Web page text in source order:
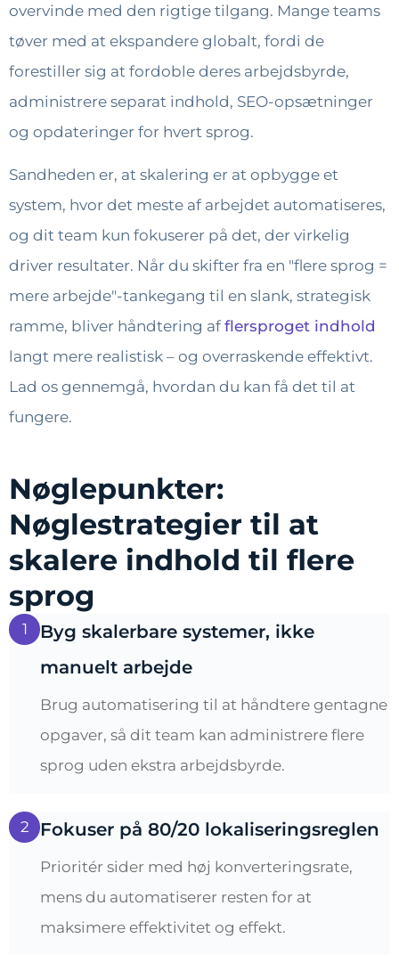
overvinde med den rigtige tilgang. Mange teams
tøver med at ekspandere globalt, fordi de
forestiller sig at fordoble deres arbejdsbyrde,
administrere separat indhold, SEO-opsætninger
og opdateringer for hvert sprog.
Sandheden er, at skalering er at opbygge et
system, hvor det meste af arbejdet automatiseres,
og dit team kun fokuserer på det, der virkelig
driver resultater. Når du skifter fra en "flere sprog =
mere arbejde"-tankegang til en slank, strategisk
ramme, bliver håndtering af flersproget indhold
langt mere realistisk – og overraskende effektivt.
Lad os gennemgå, hvordan du kan få det til at
fungere.
Nøglepunkter:
Nøglestrategier til at
skalere indhold til flere
sprog
1
Byg skalerbare systemer, ikke
manuelt arbejde
Brug automatisering til at håndtere gentagne
opgaver, så dit team kan administrere flere
sprog uden ekstra arbejdsbyrde.
2 Fokuser på 80/20 lokaliseringsreglen
Prioritér sider med høj konverteringsrate,
mens du automatiserer resten for at
maksimere effektivitet og effekt.